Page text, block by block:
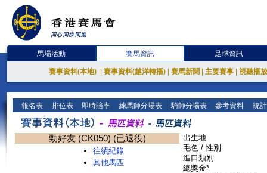
馬場活動 賽馬資訊 足球資訊
賽事資料(本地) 賽事資料(越洋轉播) 賽馬新聞 主要賽事 視聽播
報名表 排位表 即時賠率 練馬師分場表 騎師分場表 參考資料 統
勁好友 (CK050) (已退役)
往績紀錄
其他馬匹
出生地
毛色 / 性別
進口類別
總獎金*